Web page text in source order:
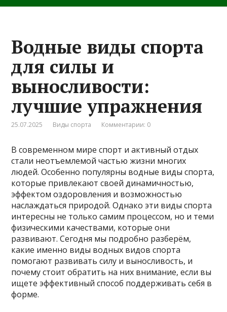
Водные виды спорта
для силы и
выносливости:
лучшие упражнения
25.07.2025 Виды спорта Комментарии: 0
В современном мире спорт и активный отдых
стали неотъемлемой частью жизни многих
людей. Особенно популярны водные виды спорта,
которые привлекают своей динамичностью,
эффектом оздоровления и возможностью
наслаждаться природой. Однако эти виды спорта
интересны не только самим процессом, но и теми
физическими качествами, которые они
развивают. Сегодня мы подробно разберём,
какие именно виды водных видов спорта
помогают развивать силу и выносливость, и
почему стоит обратить на них внимание, если вы
ищете эффективный способ поддерживать себя в
форме.